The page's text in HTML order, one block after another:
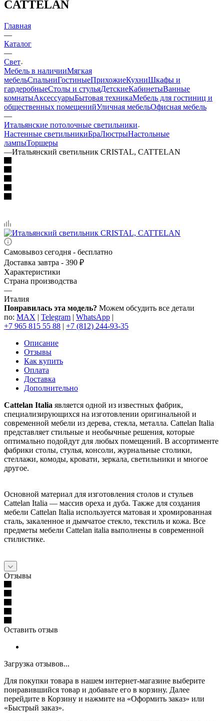
CATTELAN
Главная
—
Каталог
—
Свет
Мебель в наличииМягкая
мебельСпальниГостиныеПрихожиеКухниШкафы и
гардеробныеСтолы и стульяДетскиеКабинетыВанные
комнатыАксессуарыБытовая техникаМебель для гостиниц и
общественных помещенийУличная мебельОфисная мебель
—
Итальянские потолочные светильники
Настенные светильникиБраЛюстрыНастольные
лампыТоршеры
—Итальянский светильник CRISTAL, CATTELAN
Самовывоз сегодня - бесплатно
Доставка завтра - 390 ₽
Характеристики
Страна производства
—
Италия
Понравилась эта модель? Можем обсудить все детали
по: MAX | Telegram | WhatsApp |
+7 965 815 55 88 | +7 (812) 244-93-35
Описание
Отзывы
Как купить
Оплата
Доставка
Дополнительно
Cattelan Italia является одной из известных фабрик,
специализирующихся на изготовлении оригинальной и
современной мебели из дерева, стекла, металла. Cattelan Italia
представляет стильные и необычные решения, которые
оптимально подойдут для любых помещений. В ассортименте
фабрики столы, стулья, консоли, журнальные столики,
стеллажи, комоды, кровати, зеркала, светильники и многое
другое.
Основной материал для изготовления столов и стульев
Cattelan Italia — массив ореха и дуба. Также для создания
мебели Cattelan Italia используется матовая и хромированная
сталь, закаленное и дымчатое стекло, текстиль и кожа. Все
предметы мебели Cattelan italia выполнены в современной
стилистике.
Отзывы
Оставить отзыв
Загрузка отзывов...
Для покупки товара в нашем интернет-магазине выберите
понравившийся товар и добавьте его в корзину. Далее
перейдите в Корзину и нажмите на «Оформить заказ» или
«Быстрый заказ».